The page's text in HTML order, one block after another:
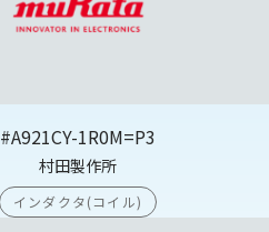
#A921CY-1R0M=P3
村田製作所
インダクタ(コイル)